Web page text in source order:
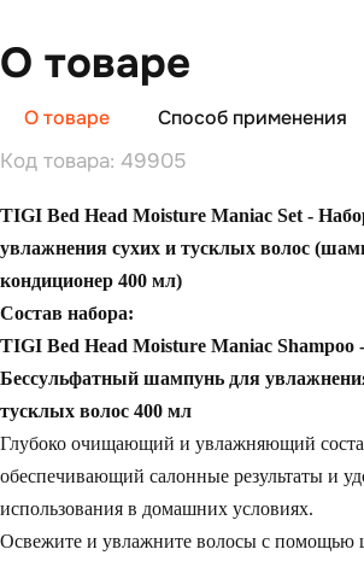
О товаре
О товаре Способ применения
Код товара: 49905
TIGI Bed Head Moisture Maniac Set -
увлажнения сухих и тусклых волос
кондиционер 400 мл)
Состав набора:
TIGI Bed Head Moisture Maniac Shampoo -
Бессульфатный шампунь для
тусклых волос 400 мл
Глубоко очищающий и увлажняющий
обеспечивающий салонные результаты и
использования в домашних условиях.
Освежите и увлажните волосы с помощью